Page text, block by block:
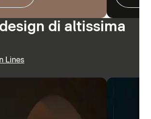
di altissima
Lines